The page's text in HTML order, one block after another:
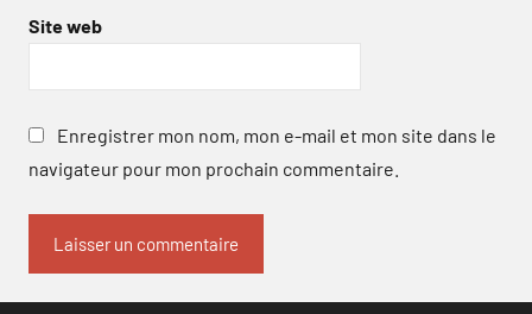
Site web
Enregistrer mon nom, mon e-mail et mon site dans le
navigateur pour mon prochain commentaire.